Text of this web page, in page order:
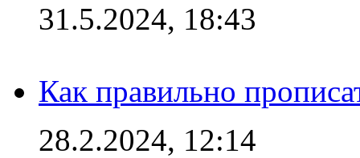
31.5.2024, 18:43
Как правильно
28.2.2024, 12:14